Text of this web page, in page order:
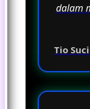
dalam
Tio